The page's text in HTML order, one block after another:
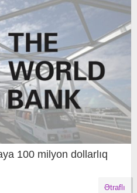
100 milyon dollarlıq
Ətraflı